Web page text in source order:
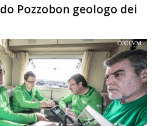
Pozzobon geologo dei